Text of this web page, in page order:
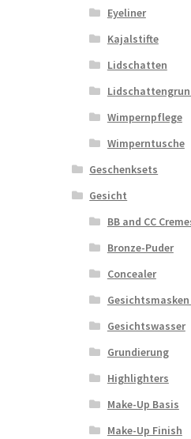
Eyeliner
Kajalstifte
Lidschatten
Wimpernpflege
Wimperntusche
Geschenksets
Gesicht
BB and CC
Bronze-Puder
Concealer
Gesichtswasser
Grundierung
Highlighters
Make-Up Basis
Make-Up Finish